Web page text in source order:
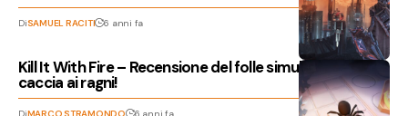
DiSAMUEL RACITI 6 anni fa
Kill It With Fire – Recensione del folle simulatore di
caccia ai ragni!